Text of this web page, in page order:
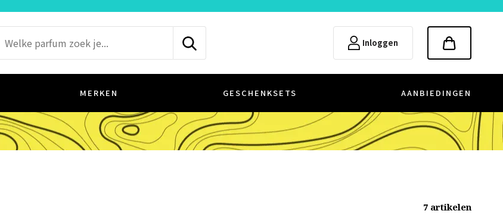
Inloggen
MERKEN GESCHENKSETS AANBIEDINGEN
7 artikelen